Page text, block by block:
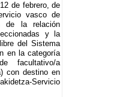
de febrero, de
vasco de
de la relación
y la
del Sistema
en la categoría
facultativo/a
con destino en
Servicio